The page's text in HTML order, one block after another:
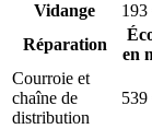
Vidange
193
Réparation
en
Courroie et
chaîne de
distribution
539